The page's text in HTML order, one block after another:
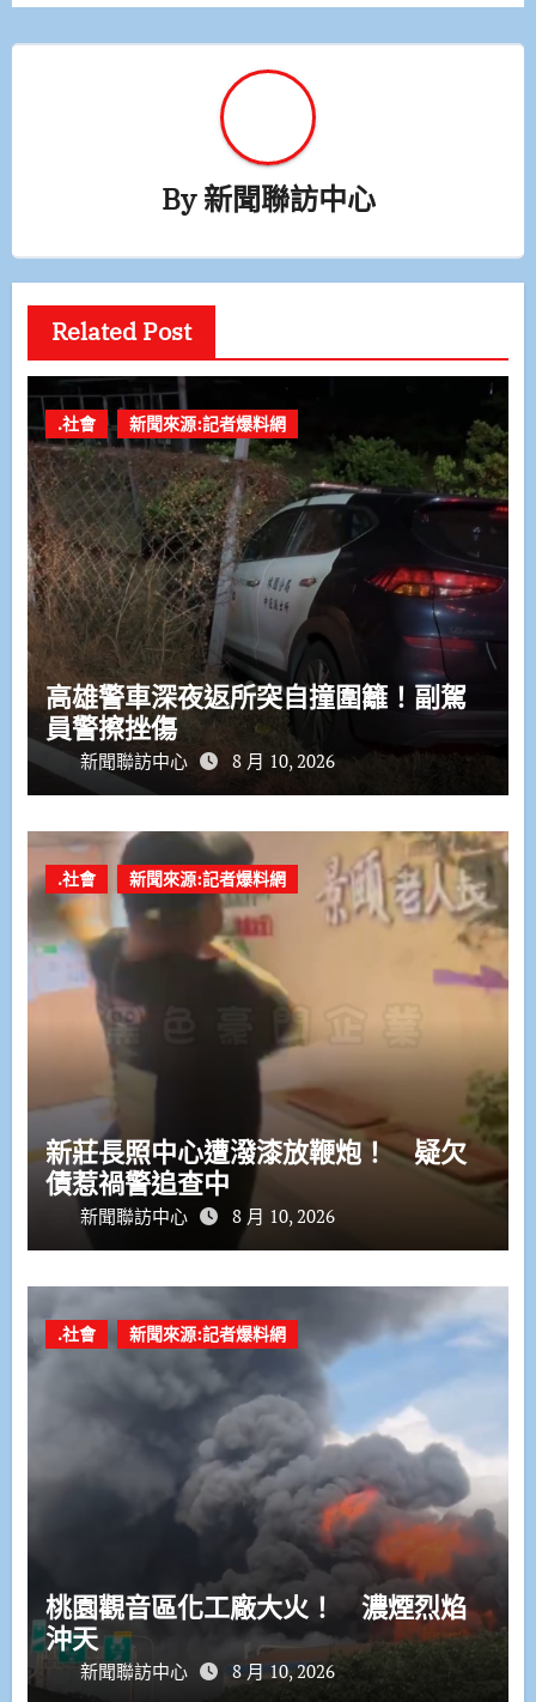
By新聞聯訪中心
Related Post
.社會 新聞來源:記者爆料網
高雄警車深夜返所突自撞圍籬！副駕
員警擦挫傷
新聞聯訪中心 8 月 10, 2026
.社會 新聞來源:記者爆料網
新莊長照中心遭潑漆放鞭炮！ 疑欠
債惹禍警追查中
新聞聯訪中心 8 月 10, 2026
.社會 新聞來源:記者爆料網
桃園觀音區化工廠大火！ 濃煙烈焰
沖天
新聞聯訪中心 8 月 10, 2026